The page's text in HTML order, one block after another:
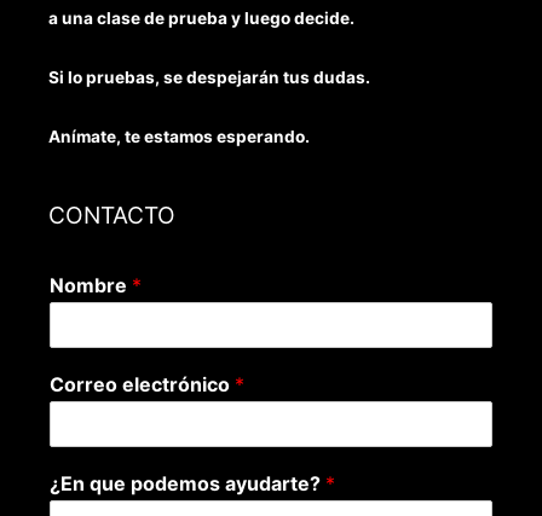
a una clase de prueba y luego decide.
Si lo pruebas, se despejarán tus dudas.
Anímate, te estamos esperando.
CONTACTO
Nombre *
Correo electrónico *
¿En que podemos ayudarte? *